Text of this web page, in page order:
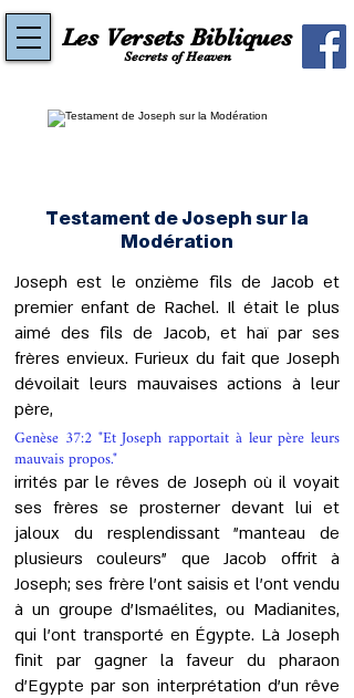
Les Versets Bibliques
Secrets of Heaven
Testament de Joseph sur la
Modération
Joseph est le onzième fils de Jacob et
premier enfant de Rachel. Il était le plus
aimé des fils de Jacob, et haï par ses
frères envieux. Furieux du fait que Joseph
dévoilait leurs mauvaises actions à leur
père,
Genèse 37:2 "Et Joseph rapportait à leur père leurs
mauvais propos."
irrités par le rêves de Joseph où il voyait
ses frères se prosterner devant lui et
jaloux du resplendissant "manteau de
plusieurs couleurs" que Jacob offrit à
Joseph; ses frère l'ont saisis et l'ont vendu
à un groupe d’Ismaélites, ou Madianites,
qui l'ont transporté en Égypte. Là Joseph
finit par gagner la faveur du pharaon
d’Egypte par son interprétation d’un rêve